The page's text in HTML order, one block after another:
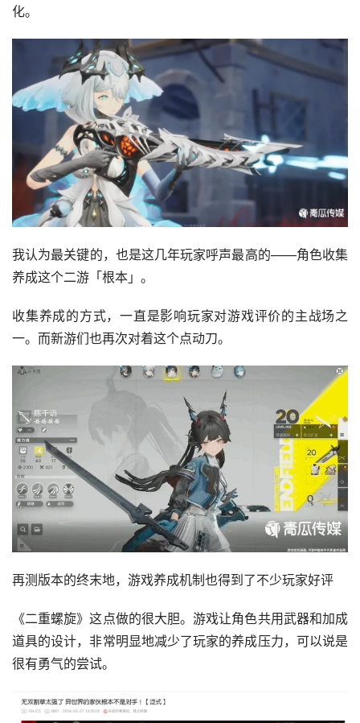
化。
我认为最关键的，也是这几年玩家呼声最高的——角色收集
养成这个二游「根本」。
收集养成的方式，一直是影响玩家对游戏评价的主战场之
一。而新游们也再次对着这个点动刀。
再测版本的终末地，游戏养成机制也得到了不少玩家好评
《二重螺旋》这点做的很大胆。游戏让角色共用武器和加成
道具的设计，非常明显地减少了玩家的养成压力，可以说是
很有勇气的尝试。